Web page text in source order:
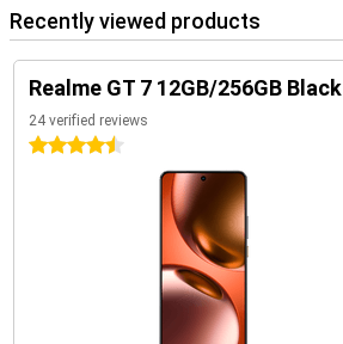
Recently viewed products
Realme GT 7 12GB/256GB Black
24 verified reviews
4.5 stars